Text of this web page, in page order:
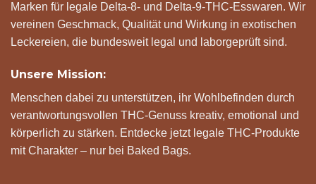
Marken für legale Delta-8- und Delta-9-THC-Esswaren. Wir
vereinen Geschmack, Qualität und Wirkung in exotischen
Leckereien, die bundesweit legal und laborgeprüft sind.
Unsere Mission:
Menschen dabei zu unterstützen, ihr Wohlbefinden durch
verantwortungsvollen THC-Genuss kreativ, emotional und
körperlich zu stärken. Entdecke jetzt legale THC-Produkte
mit Charakter – nur bei Baked Bags.